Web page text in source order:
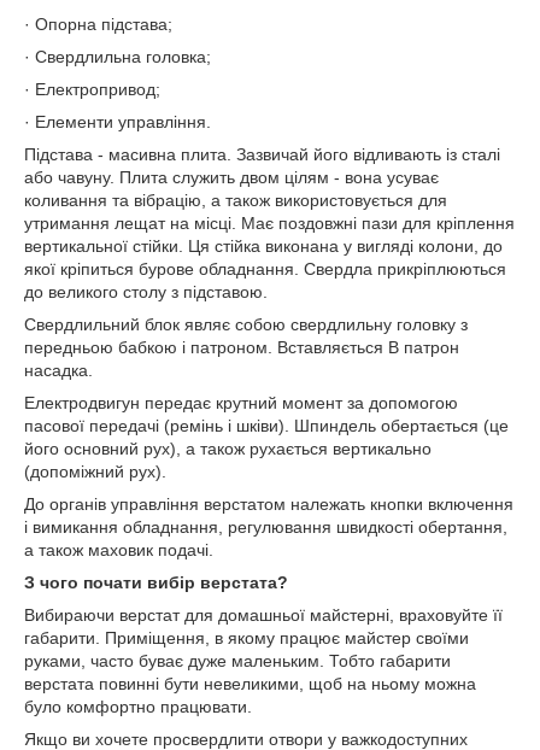
· Опорна підстава;
· Свердлильна головка;
· Електропривод;
· Елементи управління.
Підстава - масивна плита. Зазвичай його відливають із сталі
або чавуну. Плита служить двом цілям - вона усуває
коливання та вібрацію, а також використовується для
утримання лещат на місці. Має поздовжні пази для кріплення
вертикальної стійки. Ця стійка виконана у вигляді колони, до
якої кріпиться бурове обладнання. Свердла прикріплюються
до великого столу з підставою.
Свердлильний блок являє собою свердлильну головку з
передньою бабкою і патроном. Вставляється В патрон
насадка.
Електродвигун передає крутний момент за допомогою
пасової передачі (ремінь і шківи). Шпиндель обертається (це
його основний рух), а також рухається вертикально
(допоміжний рух).
До органів управління верстатом належать кнопки включення
і вимикання обладнання, регулювання швидкості обертання,
а також маховик подачі.
З чого почати вибір верстата?
Вибираючи верстат для домашньої майстерні, враховуйте її
габарити. Приміщення, в якому працює майстер своїми
руками, часто буває дуже маленьким. Тобто габарити
верстата повинні бути невеликими, щоб на ньому можна
було комфортно працювати.
Якщо ви хочете просвердлити отвори у важкодоступних